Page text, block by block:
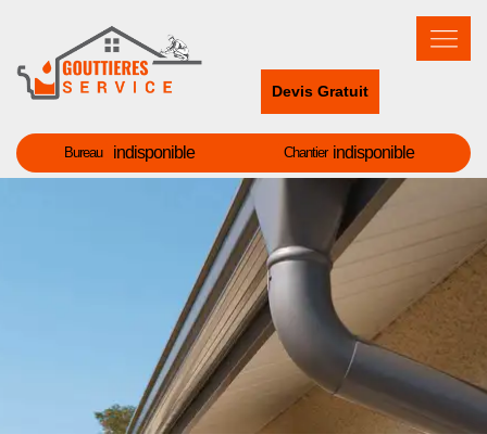
Devis Gratuit
Bureau indisponible Chantier indisponible